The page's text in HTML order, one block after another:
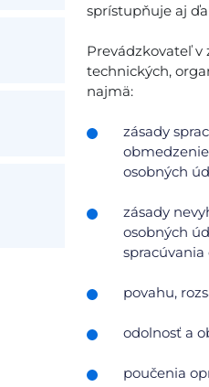
sprístupňuje aj
Prevádzkovateľ v
technických,
najmä:
zásady
osobných
zásady
osobných
spracúvania
povahu,
odolnosť a
poučenia